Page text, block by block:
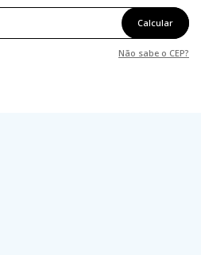
Calcular
Não sabe o CEP?